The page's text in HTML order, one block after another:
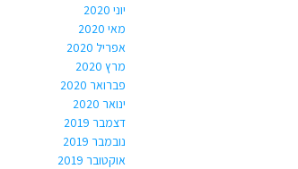
יוני 2020
מאי 2020
אפריל 2020
מרץ 2020
פברואר 2020
ינואר 2020
דצמבר 2019
נובמבר 2019
אוקטובר 2019